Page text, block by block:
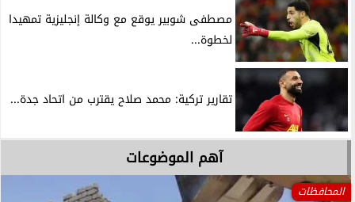
مصطفى شوبير يوقع مع وكالة إنجليزية تمهيدا
لخطوة...
تقارير تركية: محمد صلاح يقترب من اتحاد جدة...
آهم الموضوعات
المحافظات